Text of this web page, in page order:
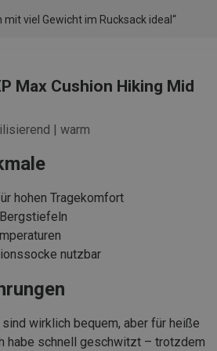
mit viel Gewicht im Rucksack ideal“
Max Cushion Hiking Mid
| warm
hohen Tragekomfort
nutzbar
wirklich bequem, aber für heiße
habe schnell geschwitzt – trotzdem